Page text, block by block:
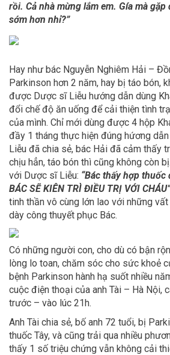
rồi. Cả nhà mừng lắm em. Gía mà
sớm hơn nhỉ?”
Hay như bác Nguyễn Nghiêm Hải –
Parkinson hơn 2 năm, hay bị táo bón,
được Dược sĩ Liễu hướng dẫn dùng
đổi chế độ ăn uống để cải thiện tình
của mình. Chỉ mới dùng được 4 hộp
đầy 1 tháng thực hiện đúng hứơng
Liễu đã chia sẻ, bác Hải đã cảm thấy
chịu hẳn, táo bón thì cũng không còn
với Dược sĩ Liễu: “Bác thấy hợp thuốc
BÁC SẼ KIÊN TRÌ ĐIỀU TRỊ VỚI CHÁU”
tinh thần vô cùng lớn lao với những
dày công thuyết phục Bác.
Có những người con, cho dù có bận
lòng lo toan, chăm sóc cho sức khoẻ
bệnh Parkinson hành hạ suốt nhiều
cuộc điện thoại của anh Tài – Hà Nội,
trước – vào lúc 21h.
Anh Tài chia sẻ, bố anh 72 tuổi, bị
thuốc Tây, và cũng trải qua nhiều
thấy 1 số triệu chứng vẫn không cải